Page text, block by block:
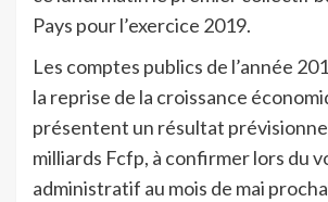
Pays pour l’exercice 2019.
Les comptes publics de l’année
la reprise de la croissance
présentent un résultat
milliards Fcfp, à confirmer lors du
administratif au mois de mai